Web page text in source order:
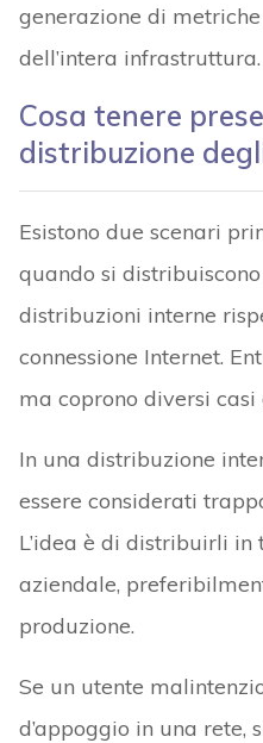
generazione di
dell’intera infrastruttura.
Cosa tenere
distribuzione
Esistono due scenari
quando si
distribuzioni interne
connessione Internet.
ma coprono diversi casi
In una distribuzione
essere considerati
L’idea è di distribuirli in
aziendale,
produzione.
Se un utente
d’appoggio in una rete,